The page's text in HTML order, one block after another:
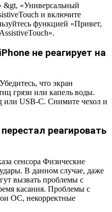
&gt, «Универсальный
и включите
функцией «Привет,
не реагирует на
что экран
грязи или капель воды.
или USB-C. Снимите чехол и
реагировать
сенсора Физические
В данном случае, даже
вызвать проблемы с
касания. Проблемы с
ОС, некорректные